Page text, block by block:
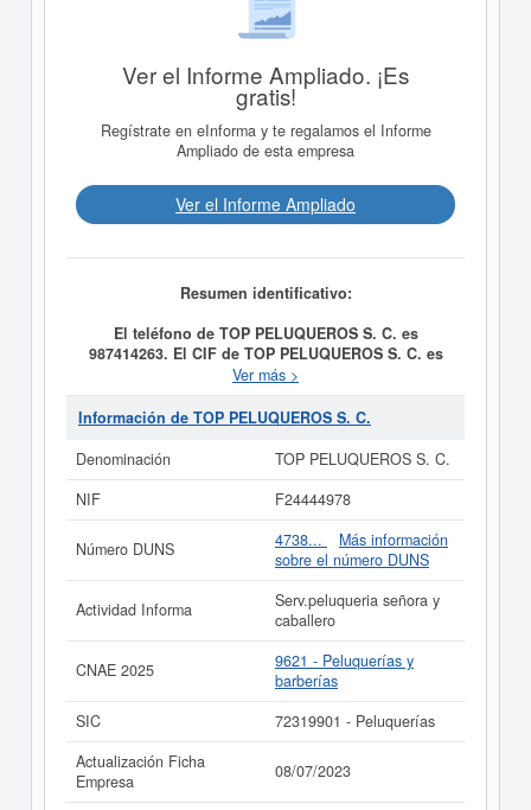
Ver el Informe Ampliado. ¡Es
gratis!
Regístrate en eInforma y te regalamos el Informe
Ampliado de esta empresa
Ver el Informe Ampliado
Resumen identificativo:
El teléfono de TOP PELUQUEROS S. C. es
987414263. El CIF de TOP PELUQUEROS S. C. es
El CNAE al que está incluida esta empresa
es 9621 - Peluquerías y barberías. El número SIC
asociado paraTOP PELUQUEROS S. C.
consultado el 26/06/2024, acumulando un total de
puede aspirar esta empresa puede realizarlo aquí
Si está interesado en conocer más datos de la empresa
TOP PELUQUEROS S. C. puedeacceder
inmediatamente a este Informe ampliado
PELUQUEROS S. C. y consultar los resultados de sus
años de actividad, así como los balances y cuentas de
resultados disponibles.
La última actualización del informe de empresa se ha
realizado el 08/07/2023.
Ver más >
Información de TOP PELUQUEROS S. C.
Denominación
TOP PELUQUEROS S. C.
NIF
F24444978
Número DUNS 4738...
Más información
sobre el número DUNS
Actividad Informa
Serv.peluqueria señora y
caballero
CNAE 2025
9621 - Peluquerías y
barberías
SIC
72319901 - Peluquerías
Actualización Ficha
Empresa
08/07/2023